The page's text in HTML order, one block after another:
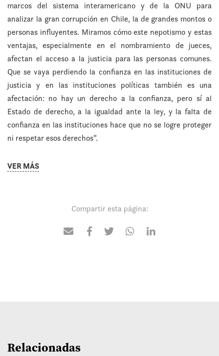
marcos del sistema interamericano y de la ONU para
analizar la gran corrupción en Chile, la de grandes montos o
personas influyentes. Miramos cómo este nepotismo y estas
ventajas, especialmente en el nombramiento de jueces,
afectan el acceso a la justicia para las personas comunes.
Que se vaya perdiendo la confianza en las instituciones de
justicia y en las instituciones políticas también es una
afectación: no hay un derecho a la confianza, pero sí al
Estado de derecho, a la igualdad ante la ley, y la falta de
confianza en las instituciones hace que no se logre proteger
ni respetar esos derechos”.
VER MÁS
Compartir esta página:
Relacionadas